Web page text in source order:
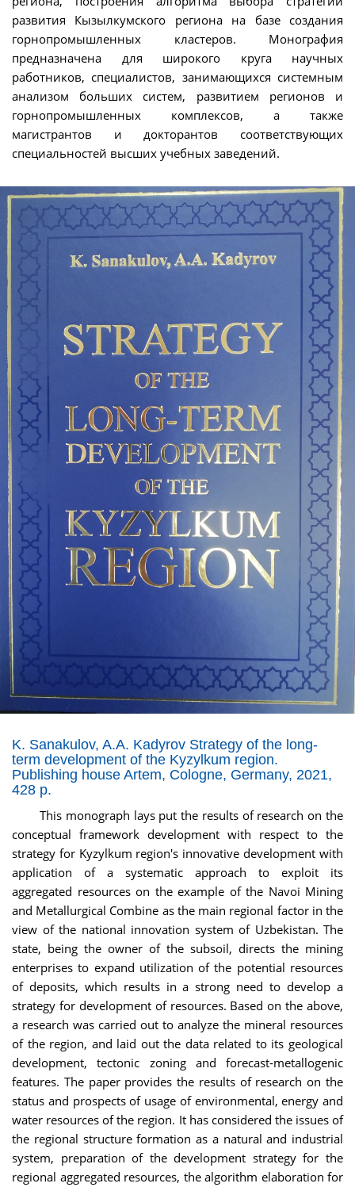
развития Кызылкумского региона на базе создания
горнопромышленных кластеров. Монография
предназначена для широкого круга научных
работников, специалистов, занимающихся системным
анализом больших систем, развитием регионов и
горнопромышленных комплексов, а также
магистрантов и докторантов соответствующих
специальностей высших учебных заведений.
K. Sanakulov, A.A. Kadyrov Strategy of the long-
term development of the Kyzylkum region.
Publishing house Artem, Cologne, Germany, 2021,
428 p.
This monograph lays put the results of research on the
conceptual framework development with respect to the
strategy for Kyzylkum region's innovative development with
application of a systematic approach to exploit its
aggregated resources on the example of the Navoi Mining
and Metallurgical Combine as the main regional factor in the
view of the national innovation system of Uzbekistan. The
state, being the owner of the subsoil, directs the mining
enterprises to expand utilization of the potential resources
of deposits, which results in a strong need to develop a
strategy for development of resources. Based on the above,
a research was carried out to analyze the mineral resources
of the region, and laid out the data related to its geological
development, tectonic zoning and forecast-metallogenic
features. The paper provides the results of research on the
status and prospects of usage of environmental, energy and
water resources of the region. It has considered the issues of
the regional structure formation as a natural and industrial
system, preparation of the development strategy for the
regional aggregated resources, the algorithm elaboration for